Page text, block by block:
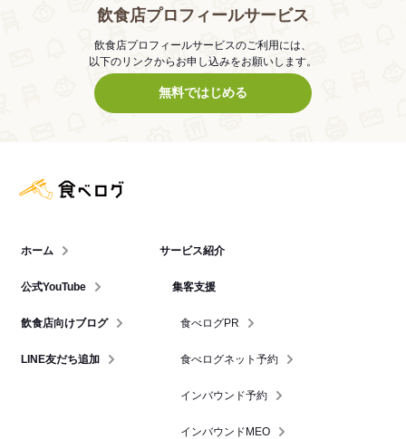
飲食店プロフィールサービス
飲食店プロフィールサービスのご利用には、
以下のリンクからお申し込みをお願いします。
無料ではじめる
ホーム
公式YouTube
飲食店向けブログ
LINE友だち追加
サービス紹介
集客支援
食べログPR
食べログネット予約
インバウンド予約
インバウンドMEO